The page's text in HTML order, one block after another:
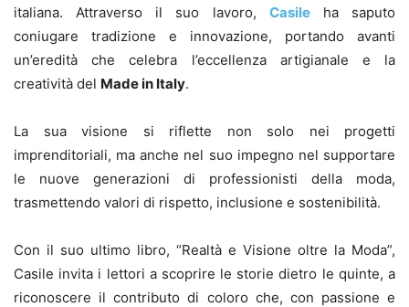
italiana. Attraverso il suo lavoro, Casileha saputo
coniugare tradizione e innovazione, portando avanti
un’eredità che celebra l’eccellenza artigianale e la
creatività del Made in Italy.
La sua visione si riflette non solo nei progetti
imprenditoriali, ma anche nel suo impegno nel supportare
le nuove generazioni di professionisti della moda,
trasmettendo valori di rispetto, inclusione e sostenibilità.
Con il suo ultimo libro, “Realtà e Visione oltre la Moda”,
Casile invita i lettori a scoprire le storie dietro le quinte, a
riconoscere il contributo di coloro che, con passione e